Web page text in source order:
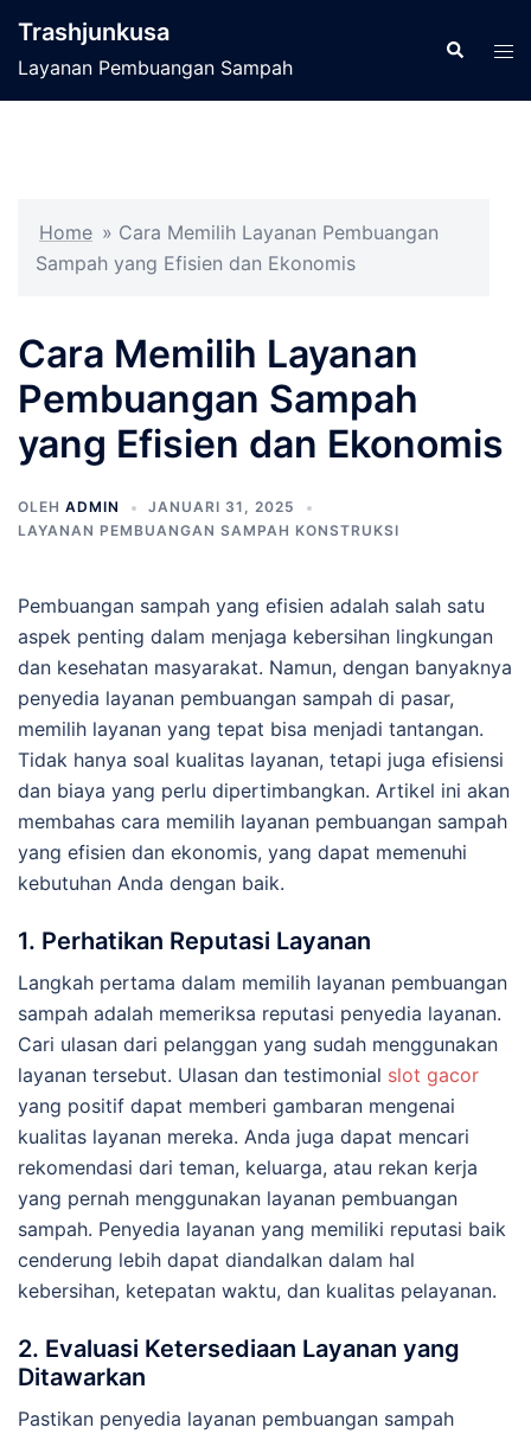
Trashjunkusa
Layanan Pembuangan Sampah
Cari
Home » Cara Memilih Layanan Pembuangan
Sampah yang Efisien dan Ekonomis
Cara Memilih Layanan
Pembuangan Sampah
yang Efisien dan Ekonomis
OLEH ADMIN
JANUARI 31, 2025
LAYANAN PEMBUANGAN SAMPAH KONSTRUKSI
Pembuangan sampah yang efisien adalah salah satu
aspek penting dalam menjaga kebersihan lingkungan
dan kesehatan masyarakat. Namun, dengan banyaknya
penyedia layanan pembuangan sampah di pasar,
memilih layanan yang tepat bisa menjadi tantangan.
Tidak hanya soal kualitas layanan, tetapi juga efisiensi
dan biaya yang perlu dipertimbangkan. Artikel ini akan
membahas cara memilih layanan pembuangan sampah
yang efisien dan ekonomis, yang dapat memenuhi
kebutuhan Anda dengan baik.
1. Perhatikan Reputasi Layanan
Langkah pertama dalam memilih layanan pembuangan
sampah adalah memeriksa reputasi penyedia layanan.
Cari ulasan dari pelanggan yang sudah menggunakan
layanan tersebut. Ulasan dan testimonial slot gacor
yang positif dapat memberi gambaran mengenai
kualitas layanan mereka. Anda juga dapat mencari
rekomendasi dari teman, keluarga, atau rekan kerja
yang pernah menggunakan layanan pembuangan
sampah. Penyedia layanan yang memiliki reputasi baik
cenderung lebih dapat diandalkan dalam hal
kebersihan, ketepatan waktu, dan kualitas pelayanan.
2. Evaluasi Ketersediaan Layanan yang
Ditawarkan
Pastikan penyedia layanan pembuangan sampah